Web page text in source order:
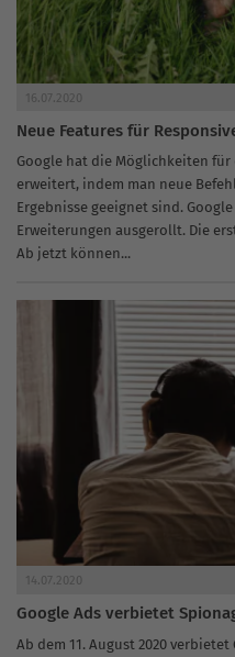
16.07.2020
Neue Features für
Google hat die Möglichkeiten für
erweitert, indem man neue
Ergebnisse geeignet sind.
Erweiterungen ausgerollt. Die
Ab jetzt können...
14.07.2020
Google Ads verbietet
Ab dem 11. August 2020